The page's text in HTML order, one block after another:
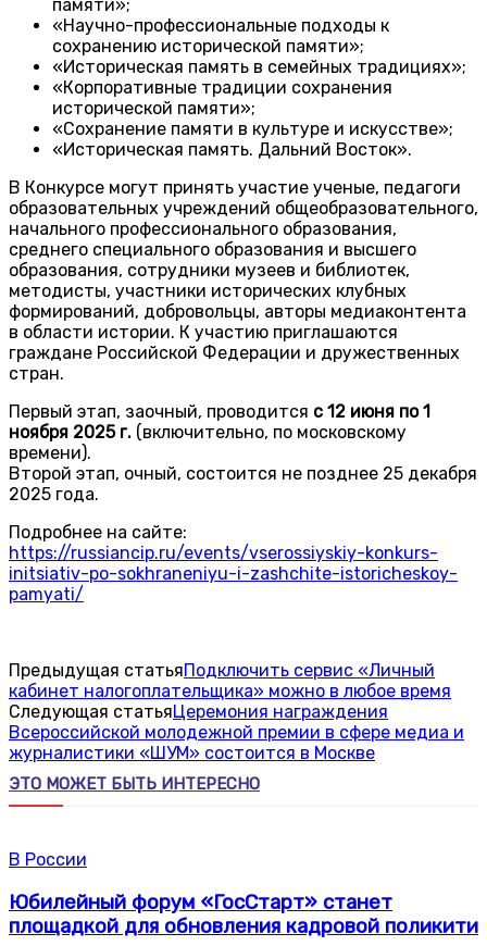
памяти»;
«Научно-профессиональные подходы к
сохранению исторической памяти»;
«Историческая память в семейных традициях»;
«Корпоративные традиции сохранения
исторической памяти»;
«Сохранение памяти в культуре и искусстве»;
«Историческая память. Дальний Восток».
В Конкурсе могут принять участие ученые, педагоги
образовательных учреждений общеобразовательного,
начального профессионального образования,
среднего специального образования и высшего
образования, сотрудники музеев и библиотек,
методисты, участники исторических клубных
формирований, добровольцы, авторы медиаконтента
в области истории. К участию приглашаются
граждане Российской Федерации и дружественных
стран.
Первый этап, заочный, проводится с 12 июня по 1
ноября 2025 г. (включительно, по московскому
времени).
Второй этап, очный, состоится не позднее 25 декабря
2025 года.
Подробнее на сайте:
https://russiancip.ru/events/vserossiyskiy-konkurs-
initsiativ-po-sokhraneniyu-i-zashchite-istoricheskoy-
pamyati/
Предыдущая статьяПодключить сервис «Личный
кабинет налогоплательщика» можно в любое время
Следующая статьяЦеремония награждения
Всероссийской молодежной премии в сфере медиа и
журналистики «ШУМ» состоится в Москве
ЭТО МОЖЕТ БЫТЬ ИНТЕРЕСНО
В России
Юбилейный форум «ГосСтарт» станет
площадкой для обновления кадровой поликити